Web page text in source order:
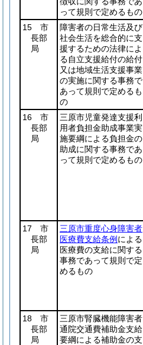
って規則で定めるもの
15 市
長部
局
障害者の日常生活及び
社会生活を総合的に支
援するための法律によ
る自立支援給付の給付
又は地域生活支援事業
の実施に関する事務で
あって規則で定めるも
の
16 市
長部
局
三原市児童発達支援利
用者負担金助成事業実
施要綱による負担金の
助成に関する事務であ
って規則で定めるもの
17 市
長部
局
三原市重度心身障害者
医療費支給条例 による
医療費の支給に関する
事務であって規則で定
めるもの
18 市
長部
局
三原市腎臓機能障害者
通院交通費補助金支給
要綱による補助金の支